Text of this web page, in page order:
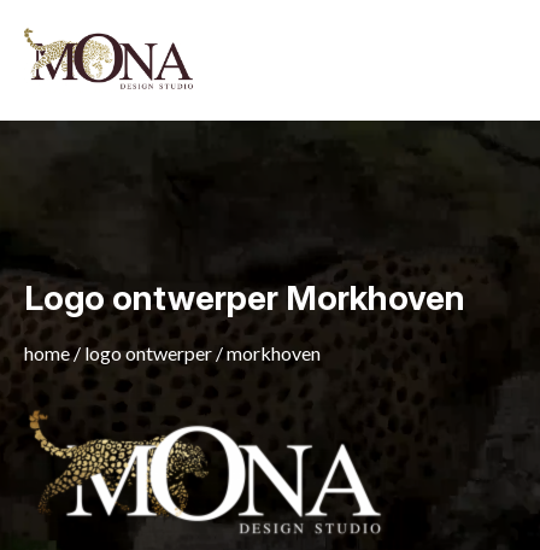
Logo ontwerper Morkhoven
home /logo ontwerper /morkhoven